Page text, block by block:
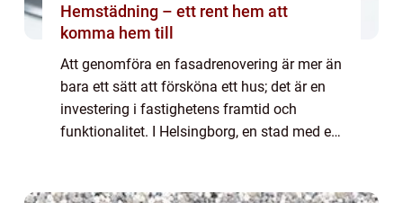
Hemstädning – ett rent hem att
komma hem till
Att genomföra en fasadrenovering är mer än
bara ett sätt att försköna ett hus; det är en
investering i fastighetens framtid och
funktionalitet. I Helsingborg, en stad med en